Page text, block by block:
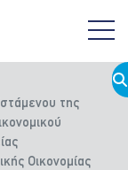
της
Οικονομίας